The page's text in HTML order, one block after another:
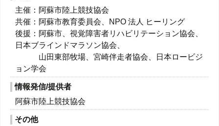
主催：阿蘇市陸上競技協会
共催：阿蘇市教育委員会、NPO 法人 ヒーリング
後援：阿蘇市、視覚障害者リハビリテーション協会、
日本ブラインドマラソン協会、
山田東部牧場、宮崎伴走者協会、日本ロービジ
ョン学会
情報発信/提供者
阿蘇市陸上競技協会
その他